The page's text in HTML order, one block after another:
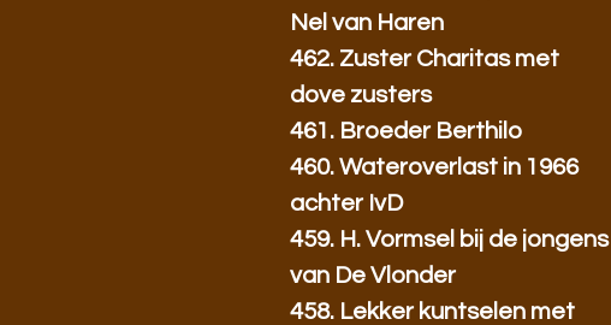
Nel van Haren
462. Zuster Charitas met
dove zusters
461. Broeder Berthilo
460. Wateroverlast in 1966
achter IvD
459. H. Vormsel bij de jongens
van De Vlonder
458. Lekker kuntselen met